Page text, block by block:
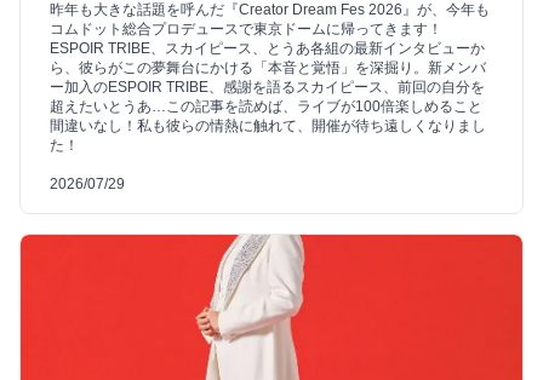
昨年も大きな話題を呼んだ『Creator Dream Fes 2026』が、今年も
コムドット総合プロデュースで東京ドームに帰ってきます！
ESPOIR TRIBE、スカイピース、とうあ各組の最新インタビューか
ら、彼らがこの夢舞台にかける「本音と覚悟」を深掘り。新メンバ
ー加入のESPOIR TRIBE、感謝を語るスカイピース、前回の自分を
超えたいとうあ…この記事を読めば、ライブが100倍楽しめること
間違いなし！私も彼らの情熱に触れて、開催が待ち遠しくなりまし
た！
2026/07/29